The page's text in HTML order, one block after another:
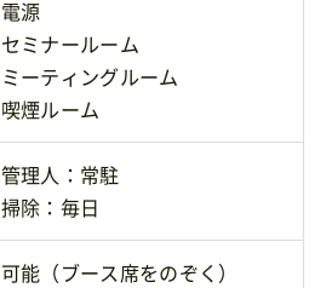
電源
セミナールーム
ミーティングルーム
喫煙ルーム
管理人：常駐
掃除：毎日
可能（ブース席をのぞく）